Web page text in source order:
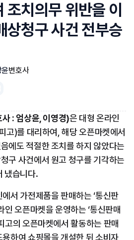
치의무 위반을 이
상청구 사건 전부승
변호사
: 엄상윤, 이영경)은 대형 온라인
고)를 대리하여, 해당 오픈마켓에서
에도 적절한 조치를 하지 않았다는
구 사건에서 원고 청구를 기각하는
냈습니다.
서 가전제품을 판매하는 ‘통신판
인 오픈마켓을 운영하는 ‘통신판매
고의 오픈마켓에서 활동하는 판매
하여 쇼핑몰을 개설한 뒤 소비자